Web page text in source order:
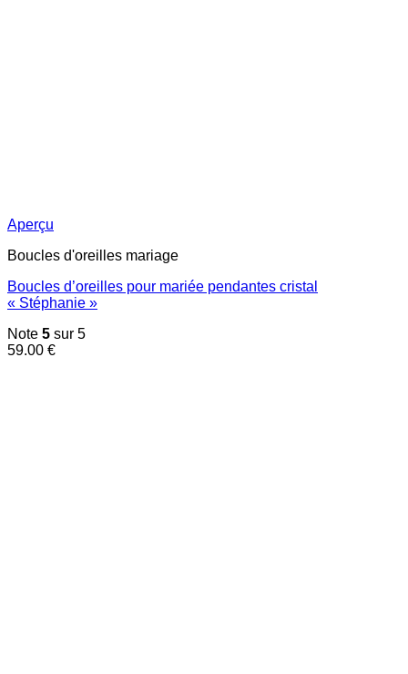
Aperçu
Boucles d'oreilles mariage
Boucles d’oreilles pour mariée pendantes cristal
« Stéphanie »
Note 5 sur 5
59.00 €